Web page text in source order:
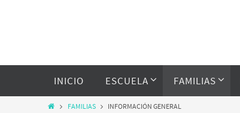
INICIO ESCUELA FAMILIAS
FAMILIAS INFORMACIÓN GENERAL